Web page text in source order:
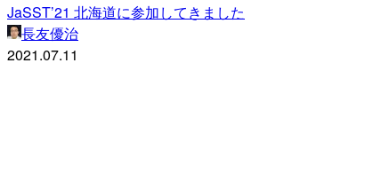
JaSST’21 北海道に参加してきました
長友優治
2021.07.11